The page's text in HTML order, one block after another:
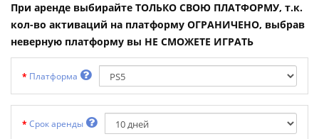
При аренде выбирайте ТОЛЬКО СВОЮ ПЛАТФОРМУ, т.к.
кол-во активаций на платформу ОГРАНИЧЕНО, выбрав
неверную платформу вы НЕ СМОЖЕТЕ ИГРАТЬ
Платформа
Срок аренды